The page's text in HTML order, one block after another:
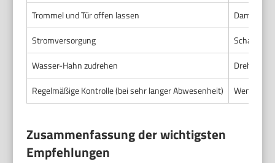
Trommel und Tür offen lassen
Damit die
Stromversorgung
Schalte
Wasser-Hahn zudrehen
Dreh den
Regelmäßige Kontrolle (bei sehr langer Abwesenheit)
Wenn
Zusammenfassung der wichtigsten
Empfehlungen